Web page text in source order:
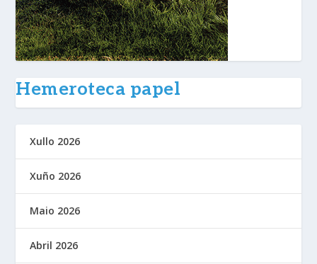
Hemeroteca papel
Xullo 2026
Xuño 2026
Maio 2026
Abril 2026